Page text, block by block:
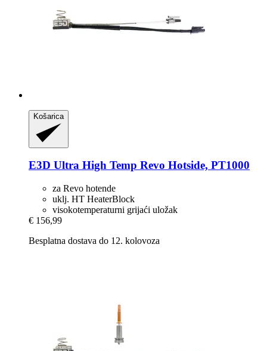
Košarica
E3D Ultra High Temp Revo Hotside, PT1000
za Revo hotende
uklj. HT HeaterBlock
visokotemperaturni grijaći uložak
€ 156,99
Besplatna dostava do 12. kolovoza